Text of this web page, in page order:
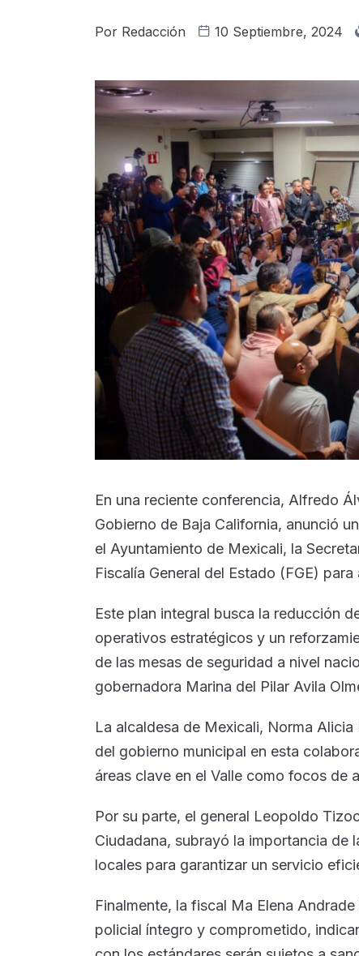
Por Redacción 10 Septiembre, 2024
En una reciente conferencia, Alfredo
Gobierno de Baja California, anunció
el Ayuntamiento de Mexicali, la
Fiscalía General del Estado (FGE)
Este plan integral busca la reducción
operativos estratégicos y un
de las mesas de seguridad a nivel
gobernadora Marina del Pilar Avila
La alcaldesa de Mexicali, Norma
del gobierno municipal en esta
áreas clave en el Valle como focos de
Por su parte, el general Leopoldo
Ciudadana, subrayó la importancia de
locales para garantizar un servicio
Finalmente, la fiscal Ma Elena
policial íntegro y comprometido,